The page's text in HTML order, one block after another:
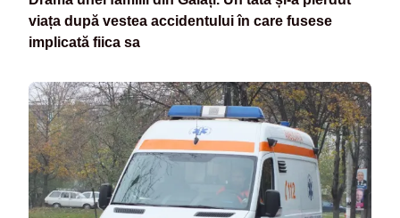
viața după vestea accidentului în care fusese
implicată fiica sa